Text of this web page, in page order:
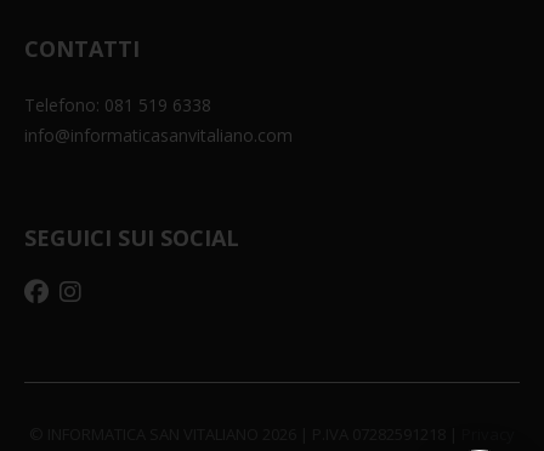
CONTATTI
Telefono: 081 519 6338
info@informaticasanvitaliano.com
SEGUICI SUI SOCIAL